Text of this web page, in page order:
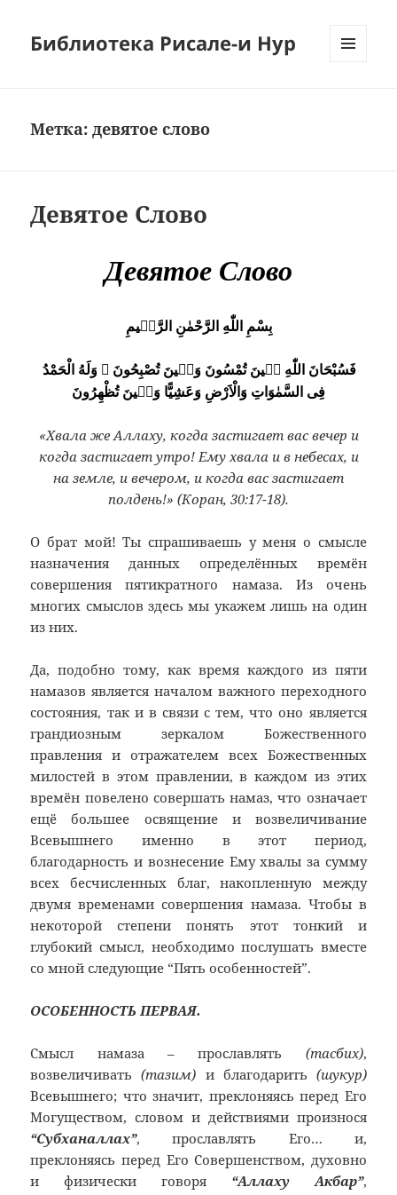
Библиотека Рисале-и Нур
Метка:девятое слово
Девятое Слово
Девятое Слово
بِسْمِ اللّٰهِ الرَّحْمٰنِ الرَّحٖيمِ
فَسُبْحَانَ اللّٰهِ حٖينَ تُمْسُونَ وَحٖينَ تُصْبِحُونَ ۞ وَلَهُ الْحَمْدُ
فِى السَّمٰوَاتِ وَالْاَرْضِ وَعَشِيًّا وَحٖينَ تُظْهِرُونَ
«Хвала же Аллаху, когда застигает вас вечер и
когда застигает утро! Ему хвала и в небесах, и
на земле, и вечером, и когда вас застигает
полдень!» (Коран, 30:17-18).
О брат мой! Ты спрашиваешь у меня о смысле
назначения данных определённых времён
совершения пятикратного намаза. Из очень
многих смыслов здесь мы укажем лишь на один
из них.
Да, подобно тому, как время каждого из пяти
намазов является началом важного переходного
состояния, так и в связи с тем, что оно является
грандиозным зеркалом Божественного
правления и отражателем всех Божественных
милостей в этом правлении, в каждом из этих
времён повелено совершать намаз, что означает
ещё большее освящение и возвеличивание
Всевышнего именно в этот период,
благодарность и вознесение Ему хвалы за сумму
всех бесчисленных благ, накопленную между
двумя временами совершения намаза. Чтобы в
некоторой степени понять этот тонкий и
глубокий смысл, необходимо послушать вместе
со мной следующие “Пять особенностей”.
ОСОБЕННОСТЬ ПЕРВАЯ.
Смысл намаза – прославлять (тасбих),
возвеличивать(тазим) и благодарить (шукур)
Всевышнего; что значит, преклоняясь перед Его
Могуществом, словом и действиями произнося
“Субханаллах”, прославлять Его… и,
преклоняясь перед Его Совершенством, духовно
и физически говоря “Аллаху Акбар”,